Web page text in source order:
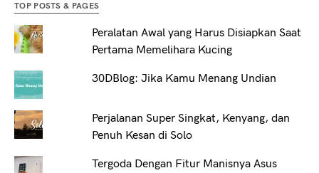
TOP POSTS & PAGES
Peralatan Awal yang Harus Disiapkan Saat
Pertama Memelihara Kucing
30DBlog: Jika Kamu Menang Undian
Perjalanan Super Singkat, Kenyang, dan
Penuh Kesan di Solo
Tergoda Dengan Fitur Manisnya Asus